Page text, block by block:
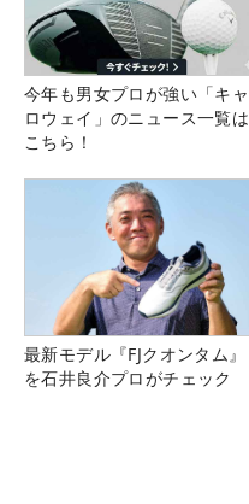
今年も男女プロが強い「キャ
ロウェイ」のニュース一覧は
こちら！
最新モデル『FJクオンタム』
を石井良介プロがチェック